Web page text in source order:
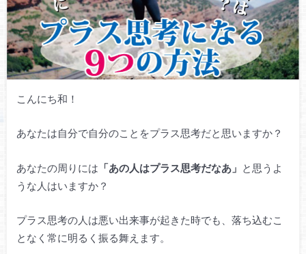
こんにち和！
あなたは自分で自分のことをプラス思考だと思いますか？
あなたの周りには 「あの人はプラス思考だなあ」 と思うよ
うな人はいますか？
プラス思考の人は悪い出来事が起きた時でも、落ち込むこ
となく常に明るく振る舞えます。